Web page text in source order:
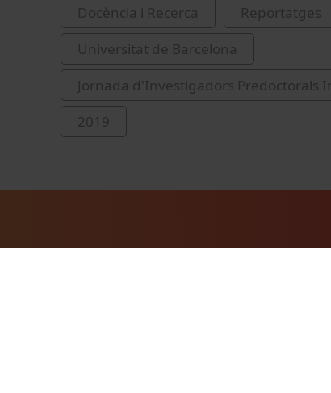
Docència i Recerca
Reportatges
Universitat de Barcelona
Jornada d'Investigadors Predoctorals
2019